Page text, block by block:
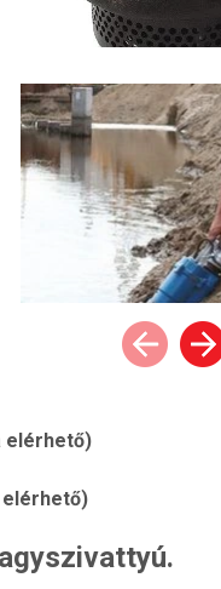
elérhető)
.